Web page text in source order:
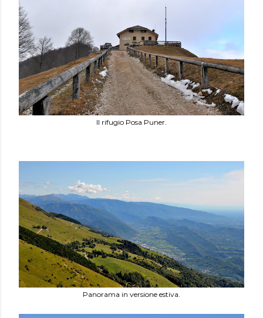
Il rifugio Posa Puner.
Panorama in versione estiva.